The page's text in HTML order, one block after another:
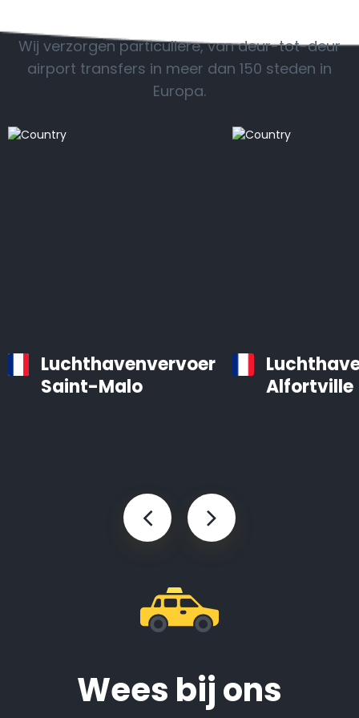
Wij verzorgen particuliere, van deur-tot-deur
airport transfers in meer dan 150 steden in
Europa.
Luchthavenvervoer
Saint-Malo
Alfortville
Wees bij ons